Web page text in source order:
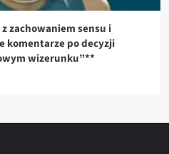
zachowaniem sensu i
komentarze po decyzji
wizerunku”**